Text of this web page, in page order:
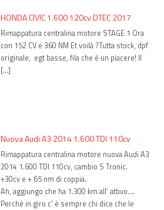
HONDA CIVIC 1.600 120cv DTEC 2017
Rimappatura centralina motore STAGE 1 Ora
con 152 CV e 360 NM Et voilà ?Tutta stock, dpf
originale, egt basse, fila che è un piacere! Il
[…]
Nuova Audi A3 2014 1.600 TDI 110cv
Rimappatura centralina motore nuova Audi A3
2014 1.600 TDI 110cv, cambio S Tronic.
+30cv e + 65 nm di coppia.
Ah, aggiungo che ha 1.300 km all’ attivo….
Perché in giro c’ è sempre chi dice che le